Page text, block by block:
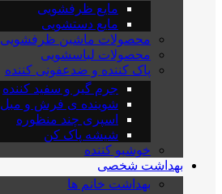
مایع ظرفشویی
مایع دستشویی
محصولات ماشین ظرفشویی
محصولات لباسشویی
پاک کننده و ضدعفونی کننده
جرم گیر و سفید کننده
شوینده ی فرش و مبل
اسپری چند منظوره
شیشه پاک کن
خوشبو کننده
بهداشت شخصی
بهداشت خانم ها